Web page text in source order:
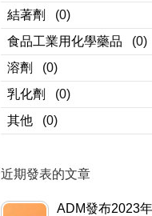
結著劑
(0)
食品工業用化學藥品
(0)
溶劑
(0)
乳化劑
(0)
其他
(0)
近期發表的文章
ADM發布2023